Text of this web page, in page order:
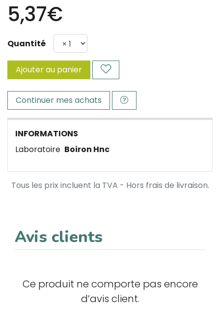
5,37€
Quantité
Ajouter au panier
Continuer mes achats
INFORMATIONS
Laboratoire Boiron Hnc
Tous les prix incluent la TVA - Hors frais de livraison.
Avis clients
Ce produit ne comporte pas encore
d’avis client.